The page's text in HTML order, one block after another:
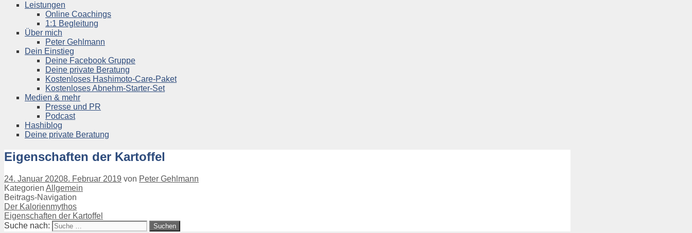
Leistungen
Online Coachings
1:1 Begleitung
Über mich
Peter Gehlmann
Dein Einstieg
Deine Facebook Gruppe
Deine private Beratung
Kostenloses Hashimoto-Care-Paket
Kostenloses Abnehm-Starter-Set
Medien & mehr
Presse und PR
Podcast
Hashiblog
Deine private Beratung
Eigenschaften der Kartoffel
24. Januar 20208. Februar 2019 von Peter Gehlmann
Kategorien Allgemein
Beitrags-Navigation
Der Kalorienmythos
Eigenschaften der Kartoffel
Suche nach: